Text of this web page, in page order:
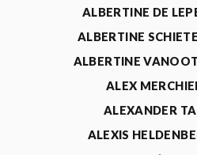
ALBERTINE DE
ALBERTINE
ALBERTINE
ALEX
ALEXANDER
ALEXIS